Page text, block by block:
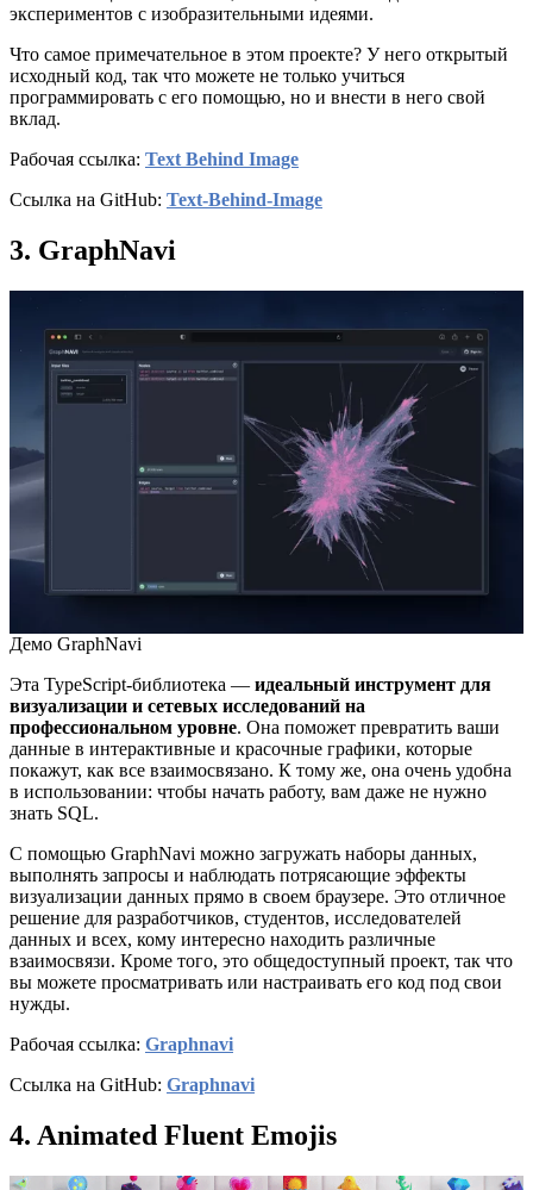
экспериментов с изобразительными идеями.
Что самое примечательное в этом проекте? У него открытый
исходный код, так что можете не только учиться
программировать с его помощью, но и внести в него свой
вклад.
Рабочая ссылка: Text Behind Image
Ссылка на GitHub: Text-Behind-Image
3. GraphNavi
Демо GraphNavi
Эта TypeScript-библиотека — идеальный инструмент для
визуализации и сетевых исследований на
профессиональном уровне. Она поможет превратить ваши
данные в интерактивные и красочные графики, которые
покажут, как все взаимосвязано. К тому же, она очень удобна
в использовании: чтобы начать работу, вам даже не нужно
знать SQL.
С помощью GraphNavi можно загружать наборы данных,
выполнять запросы и наблюдать потрясающие эффекты
визуализации данных прямо в своем браузере. Это отличное
решение для разработчиков, студентов, исследователей
данных и всех, кому интересно находить различные
взаимосвязи. Кроме того, это общедоступный проект, так что
вы можете просматривать или настраивать его код под свои
нужды.
Рабочая ссылка: Graphnavi
Ссылка на GitHub: Graphnavi
4. Animated Fluent Emojis